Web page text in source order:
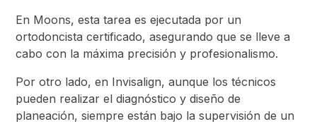
En Moons, esta tarea es ejecutada por un
ortodoncista certificado, asegurando que se lleve a
cabo con la máxima precisión y profesionalismo.
Por otro lado, en Invisalign, aunque los técnicos
pueden realizar el diagnóstico y diseño de
planeación, siempre están bajo la supervisión de un